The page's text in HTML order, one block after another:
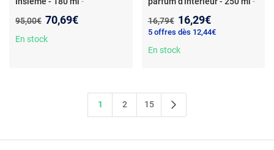
ml - Marque Acqua Di Parma
Ancien prix :
95,00€ Nouveau prix :
70,69€
En stock
Wick compatible - 250 ml -
Arôme Marin et Bois
Ancien prix :
16,79€ Nouveau prix :
16,29€
5 offres dès 12,44€
En stock
1 2 15